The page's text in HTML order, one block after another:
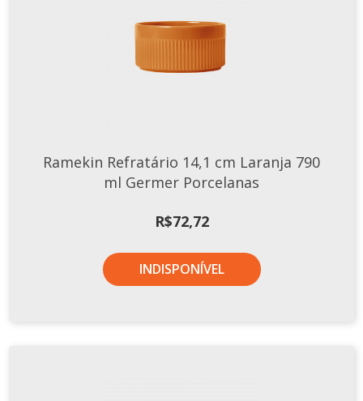
Ramekin Refratário 14,1 cm Laranja 790
ml Germer Porcelanas
R$72,72
INDISPONÍVEL